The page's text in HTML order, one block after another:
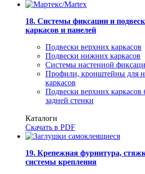
18. Системы фиксации и
каркасов и панелей
Подвески верхних каркасов
Подвески нижних каркасов
Системы настенной
Профили, кронштейны для
каркасов
Подвески верхних каркасов
задней стенки
Каталоги
Скачать в PDF
19. Крепежная фурнитура,
системы крепления